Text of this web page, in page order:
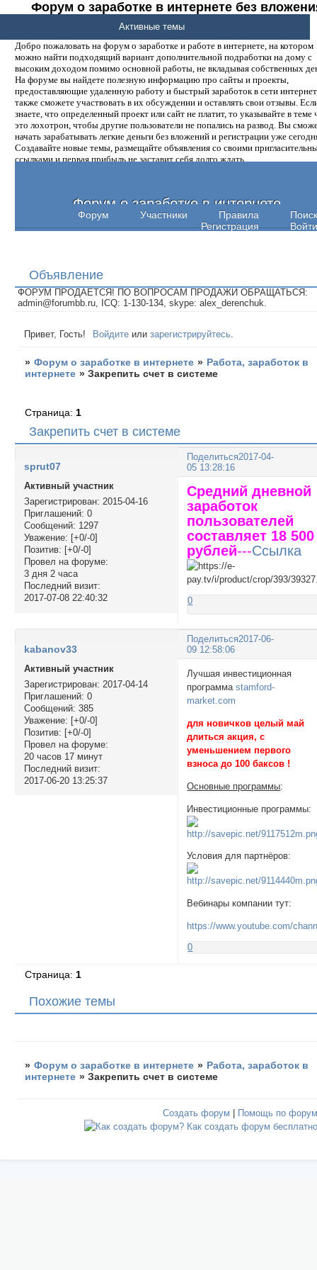
Форум о заработке в интернете без
денег.
Добро пожаловать на форум о заработке и работе в интернете, на котором
можно найти подходящий вариант дополнительной подработки на дому с
высоким доходом помимо основной работы, не вкладывая собственных
На форуме вы найдете полезную информацию про сайты и проекты,
предоставляющие удаленную работу и быстрый заработок в сети
также сможете участвовать в их обсуждении и оставлять свои отзывы.
знаете, что определенный проект или сайт не платит, то указывайте в теме
это лохотрон, чтобы другие пользователи не попались на развод. Вы
начать зарабатывать легкие деньги без вложений и регистрации уже
Создавайте новые темы, размещайте объявления со своими
ссылками и первая прибыль не заставит себя долго ждать.
Форум о заработке в интернете
Форум Участники Правила
Поиск
Регистрация
Войти
Активные темы
Объявление
ФОРУМ ПРОДАЕТСЯ! ПО ВОПРОСАМ ПРОДАЖИ ОБРАЩАТЬСЯ:
admin@forumbb.ru, ICQ: 1-130-134, skype: alex_derenchuk.
Привет, Гость! Войдите илизарегистрируйтесь
» Форум о заработке в интернете » Работа, заработок в
интернете »Закрепить счет в системе
Закрепить счет в системе
Страница: 1
Поделиться2017-04-
05 13:28:16
sprut07
Активный участник
Зарегистрирован: 2015-04-16
Приглашений: 0
Сообщений: 1297
Уважение: [+0/-0]
Позитив: [+0/-0]
Провел на форуме:
3 дня 2 часа
Последний визит:
2017-07-08 22:40:32
Средний дневной
заработок
пользователей
составляет 18 500
рублей---Ссылка
0
Поделиться2017-06-
09 12:58:06
kabanov33
Активный участник
Зарегистрирован: 2017-04-14
Приглашений: 0
Сообщений: 385
Уважение: [+0/-0]
Позитив: [+0/-0]
Провел на форуме:
20 часов 17 минут
Последний визит:
2017-06-20 13:25:37
Лучшая инвестиционная
программаstamford-
market.com
для новичков целый май
длиться акция, с
уменьшением первого
взноса до 100 баксов !
Основные программы:
Инвестиционные программы:
Условия для партнёров:
Вебинары компании тут:
https://www.youtube.com/
0
Страница: 1
Похожие темы
» Форум о заработке в интернете » Работа, заработок в
интернете »Закрепить счет в системе
Создать форум | Помощь по